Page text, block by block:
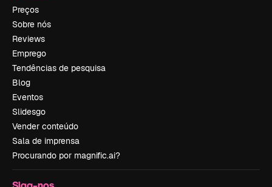
Preços
Sobre nós
Reviews
Emprego
Tendências de pesquisa
Blog
Eventos
Slidesgo
Vender conteúdo
Sala de imprensa
Procurando por magnific.ai?